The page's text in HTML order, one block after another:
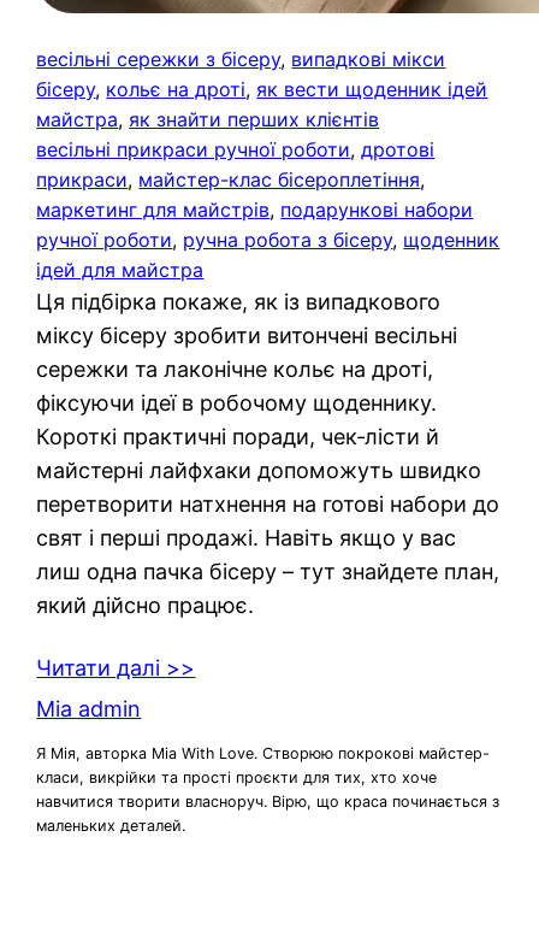
весільні сережки з бісеру, випадкові мікси
бісеру, кольє на дроті, як вести щоденник ідей
майстра, як знайти перших клієнтів
весільні прикраси ручної роботи, дротові
прикраси, майстер-клас бісероплетіння
маркетинг для майстрів, подарункові набори
ручної роботи, ручна робота з бісеру, щоденник
ідей для майстра
Ця підбірка покаже, як із випадкового
міксу бісеру зробити витончені весільні
сережки та лаконічне кольє на дроті,
фіксуючи ідеї в робочому щоденнику.
Короткі практичні поради, чек‑лісти й
майстерні лайфхаки допоможуть швидко
перетворити натхнення на готові набори до
свят і перші продажі. Навіть якщо у вас
лиш одна пачка бісеру – тут знайдете план,
який дійсно працює.
Читати далі >>
Mia admin
Я Мія, авторка Mia With Love. Створюю покрокові майстер-
класи, викрійки та прості проєкти для тих, хто хоче
навчитися творити власноруч. Вірю, що краса починається з
маленьких деталей.